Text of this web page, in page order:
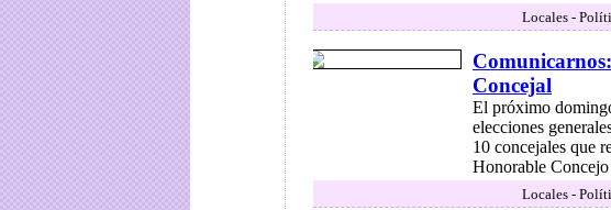
Locales -
Concejal
El próximo
elecciones
10 concejales que
Honorable
Locales -